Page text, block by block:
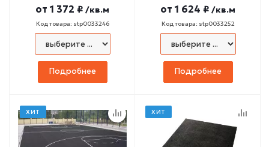
от 1 372 ₽ /кв.м
Код товара: stp0033246
Подробнее
от 1 624 ₽ /кв.м
Код товара: stp0033252
Подробнее
ХИТ ХИТ